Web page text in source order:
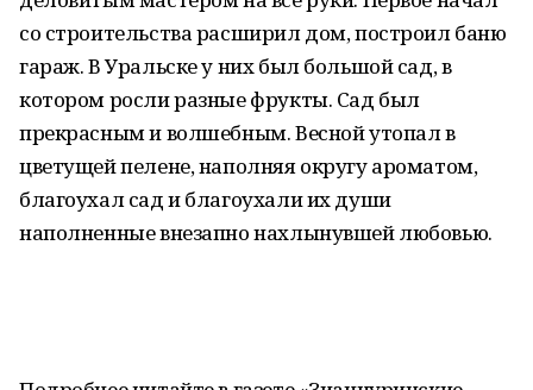
со строительства расширил дом, построил баню
гараж. В Уральске у них был большой сад, в
котором росли разные фрукты. Сад был
прекрасным и волшебным. Весной утопал в
цветущей пелене, наполняя округу ароматом,
благоухал сад и благоухали их души
наполненные внезапно нахлынувшей любовью.